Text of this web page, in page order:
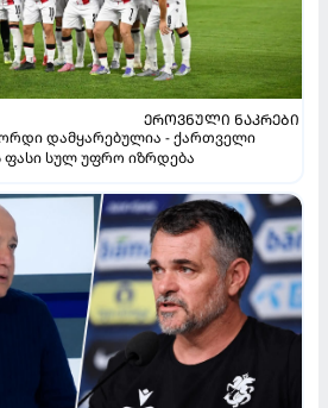
ᲔᲠᲝᲕᲜᲣᲚᲘ ᲜᲐᲙᲠᲔᲑᲘ
დამყარებულია - ქართველი
სულ უფრო იზრდება